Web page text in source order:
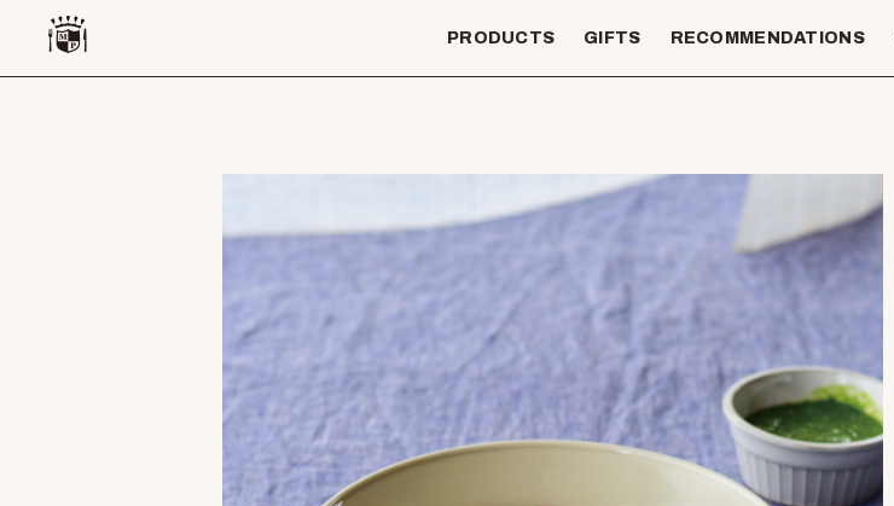
PRODUCTS GIFTS RECOMMENDATIONS